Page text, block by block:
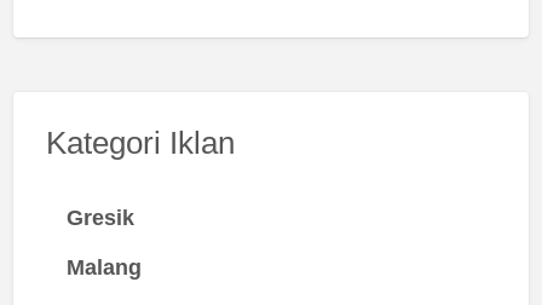
Kategori Iklan
Gresik
Malang